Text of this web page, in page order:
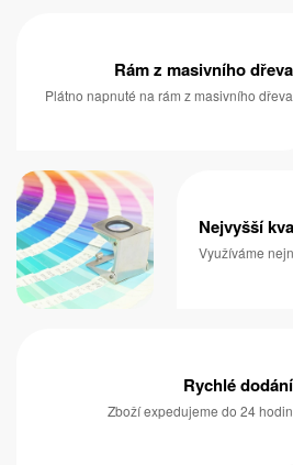
Rám z masivního dřeva
Plátno napnuté na rám z masivního dřeva
Nejvyšší
Využíváme
Rychlé dodání
Zboží expedujeme do 24 hodin